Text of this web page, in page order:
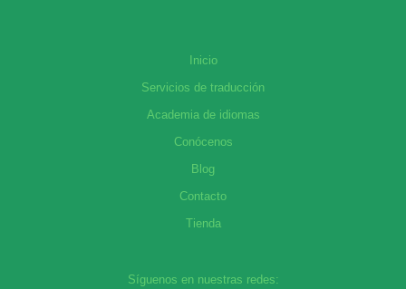
Inicio
Servicios de traducción
Academia de idiomas
Conócenos
Blog
Contacto
Tienda
Síguenos en nuestras redes: